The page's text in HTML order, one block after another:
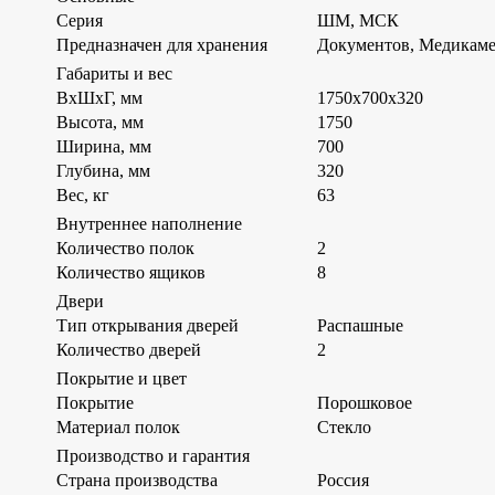
Серия
ШМ, МСК
Предназначен для хранения
Документов,
Габариты и вес
ВхШхГ, мм
1750х700х320
Высота, мм
1750
Ширина, мм
700
Глубина, мм
320
Вес, кг
63
Внутреннее наполнение
Количество полок
2
Количество ящиков
8
Двери
Тип открывания дверей
Распашные
Количество дверей
2
Покрытие и цвет
Покрытие
Порошковое
Материал полок
Стекло
Производство и гарантия
Страна производства
Россия